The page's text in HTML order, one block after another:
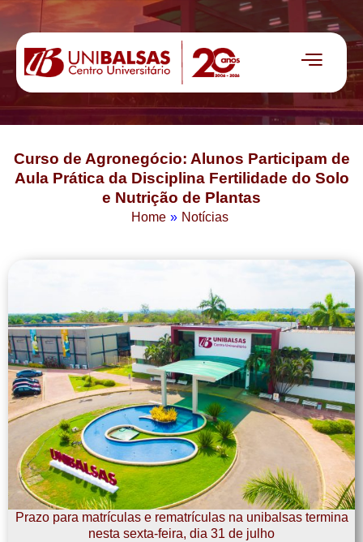
Curso de Agronegócio: Alunos Participam de
Aula Prática da Disciplina Fertilidade do Solo
e Nutrição de Plantas
Home » Notícias
Prazo para matrículas e rematrículas na unibalsas termina
nesta sexta-feira, dia 31 de julho